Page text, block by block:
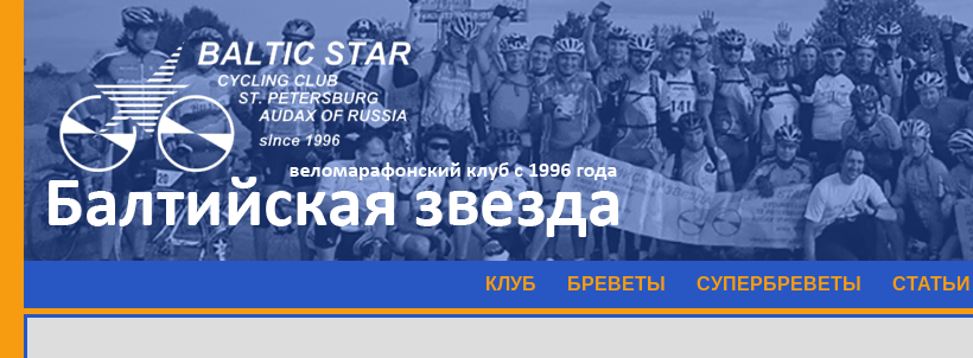
КЛУБ БРЕВЕТЫ СУПЕРБРЕВЕТЫ СТАТЬИ